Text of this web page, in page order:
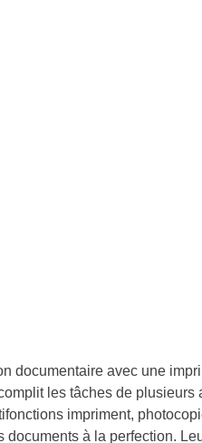
documentaire avec une
les tâches de plusieurs
impriment,
documents à la perfection.